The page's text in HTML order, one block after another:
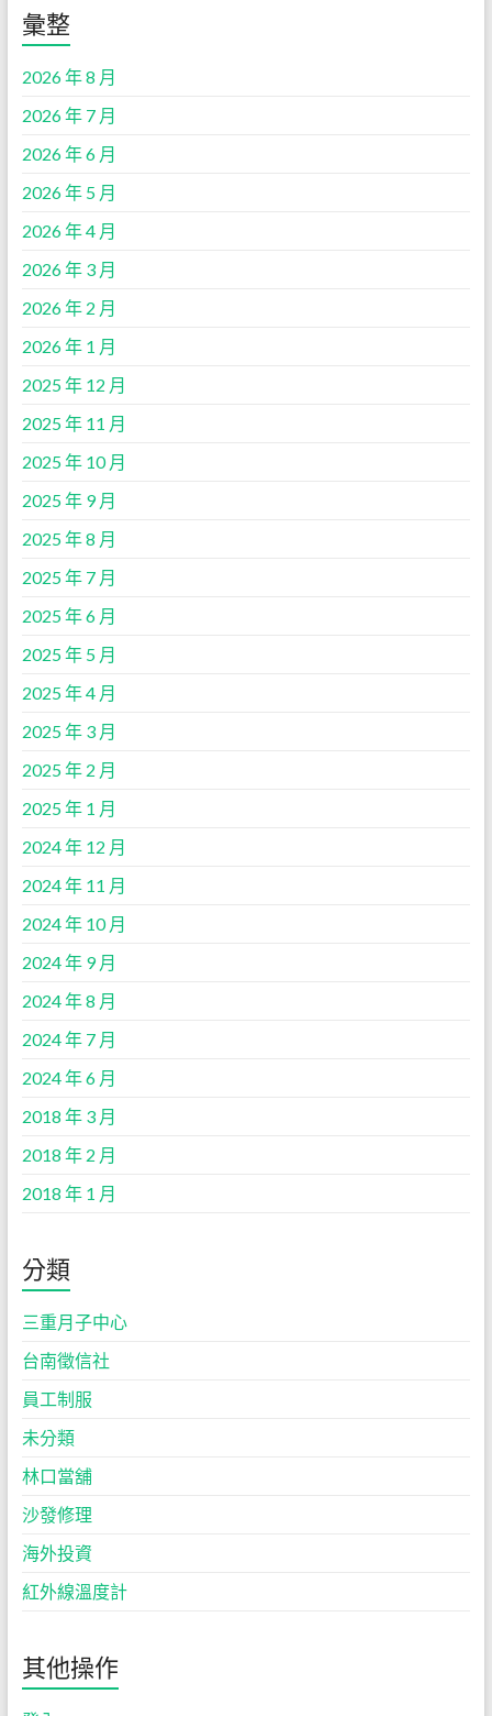
彙整
2026 年 8 月
2026 年 7 月
2026 年 6 月
2026 年 5 月
2026 年 4 月
2026 年 3 月
2026 年 2 月
2026 年 1 月
2025 年 12 月
2025 年 11 月
2025 年 10 月
2025 年 9 月
2025 年 8 月
2025 年 7 月
2025 年 6 月
2025 年 5 月
2025 年 4 月
2025 年 3 月
2025 年 2 月
2025 年 1 月
2024 年 12 月
2024 年 11 月
2024 年 10 月
2024 年 9 月
2024 年 8 月
2024 年 7 月
2024 年 6 月
2018 年 3 月
2018 年 2 月
2018 年 1 月
分類
三重月子中心
台南徵信社
員工制服
未分類
林口當舖
沙發修理
海外投資
紅外線溫度計
其他操作